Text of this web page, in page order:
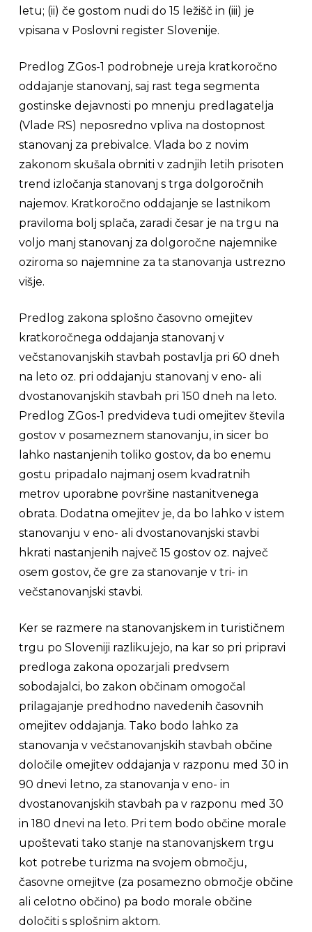
letu; (ii) če gostom nudi do 15 ležišč in (iii) je
vpisana v Poslovni register Slovenije.
Predlog ZGos-1 podrobneje ureja kratkoročno
oddajanje stanovanj, saj rast tega segmenta
gostinske dejavnosti po mnenju predlagatelja
(Vlade RS) neposredno vpliva na dostopnost
stanovanj za prebivalce. Vlada bo z novim
zakonom skušala obrniti v zadnjih letih prisoten
trend izločanja stanovanj s trga dolgoročnih
najemov. Kratkoročno oddajanje se lastnikom
praviloma bolj splača, zaradi česar je na trgu na
voljo manj stanovanj za dolgoročne najemnike
oziroma so najemnine za ta stanovanja ustrezno
višje.
Predlog zakona splošno časovno omejitev
kratkoročnega oddajanja stanovanj v
večstanovanjskih stavbah postavlja pri 60 dneh
na leto oz. pri oddajanju stanovanj v eno- ali
dvostanovanjskih stavbah pri 150 dneh na leto.
Predlog ZGos-1 predvideva tudi omejitev števila
gostov v posameznem stanovanju, in sicer bo
lahko nastanjenih toliko gostov, da bo enemu
gostu pripadalo najmanj osem kvadratnih
metrov uporabne površine nastanitvenega
obrata. Dodatna omejitev je, da bo lahko v istem
stanovanju v eno- ali dvostanovanjski stavbi
hkrati nastanjenih največ 15 gostov oz. največ
osem gostov, če gre za stanovanje v tri- in
večstanovanjski stavbi.
Ker se razmere na stanovanjskem in turističnem
trgu po Sloveniji razlikujejo, na kar so pri pripravi
predloga zakona opozarjali predvsem
sobodajalci, bo zakon občinam omogočal
prilagajanje predhodno navedenih časovnih
omejitev oddajanja. Tako bodo lahko za
stanovanja v večstanovanjskih stavbah občine
določile omejitev oddajanja v razponu med 30 in
90 dnevi letno, za stanovanja v eno- in
dvostanovanjskih stavbah pa v razponu med 30
in 180 dnevi na leto. Pri tem bodo občine morale
upoštevati tako stanje na stanovanjskem trgu
kot potrebe turizma na svojem območju,
časovne omejitve (za posamezno območje občine
ali celotno občino) pa bodo morale občine
določiti s splošnim aktom.